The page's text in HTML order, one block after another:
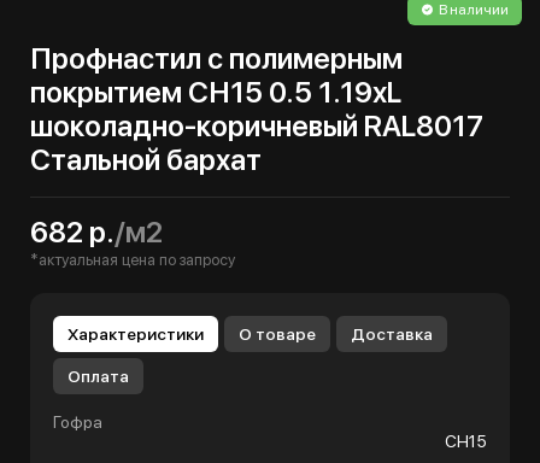
В наличии
Профнастил с полимерным
покрытием СН15 0.5 1.19хL
шоколадно-коричневый RAL8017
Стальной бархат
682 р./м2
*актуальная цена по запросу
Характеристики О товаре Доставка
Оплата
Гофра
СН15